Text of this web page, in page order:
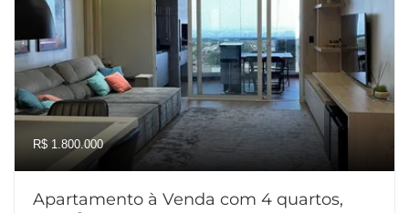
R$ 1.800.000
Apartamento à Venda com 4 quartos,